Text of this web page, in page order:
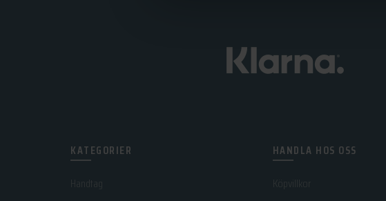
KATEGORIER
Handtag
HANDLA HOS OSS